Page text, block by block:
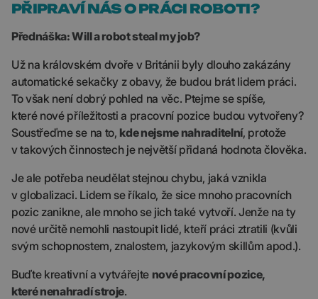
PŘIPRAVÍ NÁS O PRÁCI ROBOTI?
Přednáška: Will a robot steal my job?
Už na královském dvoře v Británii byly dlouho zakázány
automatické sekačky z obavy, že budou brát lidem práci.
To však není dobrý pohled na věc. Ptejme se spíše,
které nové příležitosti a pracovní pozice budou vytvořeny?
Soustřeďme se na to, kde nejsme nahraditelní, protože
v takových činnostech je největší přidaná hodnota člověka.
Je ale potřeba neudělat stejnou chybu, jaká vznikla
v globalizaci. Lidem se říkalo, že sice mnoho pracovních
pozic zanikne, ale mnoho se jich také vytvoří. Jenže na ty
nové určitě nemohli nastoupit lidé, kteří práci ztratili (kvůli
svým schopnostem, znalostem, jazykovým skillům apod.).
Buďte kreativní a vytvářejte nové pracovní pozice,
které nenahradí stroje.